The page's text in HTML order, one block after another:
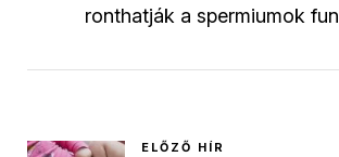
ronthatják a spermiumok
ELŐZŐ HÍR